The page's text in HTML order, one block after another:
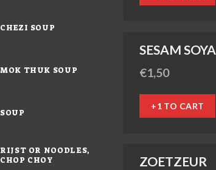
CHEZI SOUP
MOK THUK SOUP
SOUP
RIJST OR NOODLES,
CHOP CHOY
SESAM SOYA
€1,50
+1 TO CART
ZOETZEUR